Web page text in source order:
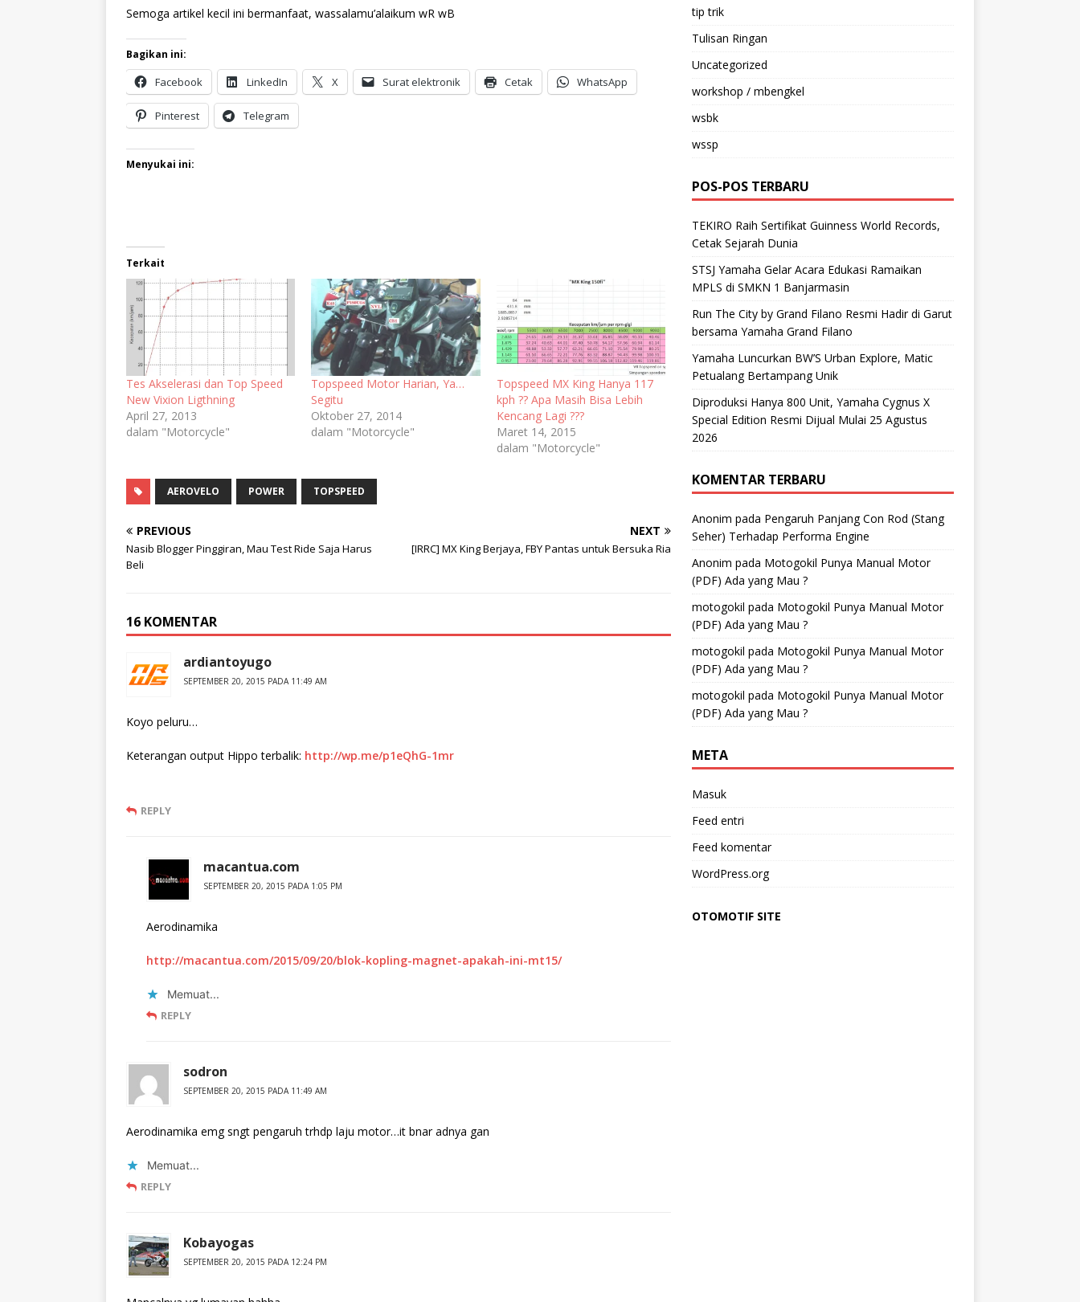
Semoga artikel kecil ini bermanfaat, wassalamu’alaikum wR wB
Bagikan ini:
Facebook LinkedIn X Surat elektronik Cetak WhatsApp
Pinterest Telegram
Menyukai ini:
Terkait
Tes Akselerasi dan Top Speed
New Vixion Ligthning
April 27, 2013
dalam "Motorcycle"
Topspeed Motor Harian, Ya…
Segitu
Oktober 27, 2014
dalam "Motorcycle"
Topspeed MX King Hanya 117
kph ?? Apa Masih Bisa Lebih
Kencang Lagi ???
Maret 14, 2015
dalam "Motorcycle"
AEROVELO POWER TOPSPEED
PREVIOUS
Nasib Blogger Pinggiran, Mau Test Ride Saja Harus
Beli
NEXT
[IRRC] MX King Berjaya, FBY Pantas untuk Bersuka Ria
16 KOMENTAR
ardiantoyugo
SEPTEMBER 20, 2015 PADA 11:49 AM
Koyo peluru…
Keterangan output Hippo terbalik: http://wp.me/p1eQhG-1mr
REPLY
macantua.com
SEPTEMBER 20, 2015 PADA 1:05 PM
Aerodinamika
http://macantua.com/2015/09/20/blok-kopling-magnet-apakah-ini-mt15/
Memuat...
REPLY
sodron
SEPTEMBER 20, 2015 PADA 11:49 AM
Aerodinamika emg sngt pengaruh trhdp laju motor…it bnar adnya gan
Memuat...
REPLY
Kobayogas
SEPTEMBER 20, 2015 PADA 12:24 PM
tip trik
Tulisan Ringan
Uncategorized
workshop / mbengkel
wsbk
wssp
POS-POS TERBARU
TEKIRO Raih Sertifikat Guinness World Records,
Cetak Sejarah Dunia
STSJ Yamaha Gelar Acara Edukasi Ramaikan
MPLS di SMKN 1 Banjarmasin
Run The City by Grand Filano Resmi Hadir di Garut
bersama Yamaha Grand Filano
Yamaha Luncurkan BW’S Urban Explore, Matic
Petualang Bertampang Unik
Diproduksi Hanya 800 Unit, Yamaha Cygnus X
Special Edition Resmi Dijual Mulai 25 Agustus
2026
KOMENTAR TERBARU
Anonim pada Pengaruh Panjang Con Rod (Stang
Seher) Terhadap Performa Engine
Anonim pada Motogokil Punya Manual Motor
(PDF) Ada yang Mau ?
motogokil pada Motogokil Punya Manual Motor
(PDF) Ada yang Mau ?
motogokil pada Motogokil Punya Manual Motor
(PDF) Ada yang Mau ?
motogokil pada Motogokil Punya Manual Motor
(PDF) Ada yang Mau ?
META
Masuk
Feed entri
Feed komentar
WordPress.org
OTOMOTIF SITE